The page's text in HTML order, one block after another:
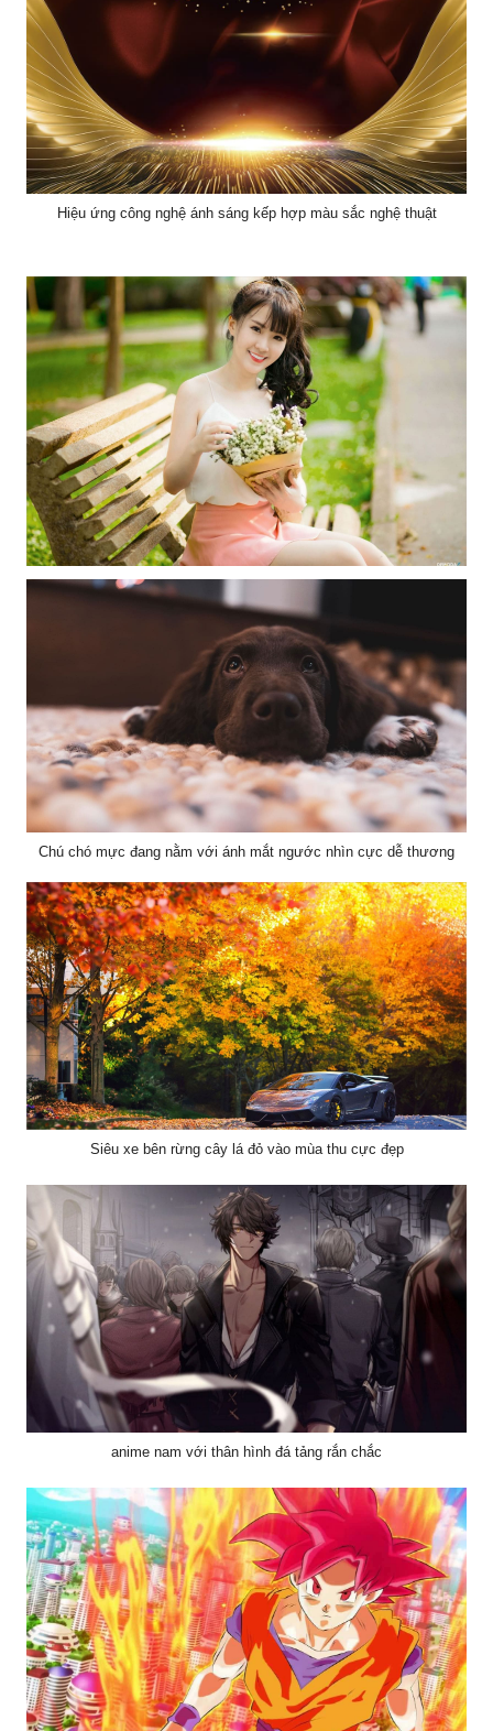
Hiệu ứng công nghệ ánh sáng kếp hợp màu sắc nghệ thuật
Cô gái cực kỳ dễ thương với bó hoa trên tay
Chú chó mực đang nằm với ánh mắt ngước nhìn cực dễ thương
Siêu xe bên rừng cây lá đỏ vào mùa thu cực đẹp
anime nam với thân hình đá tảng rắn chắc